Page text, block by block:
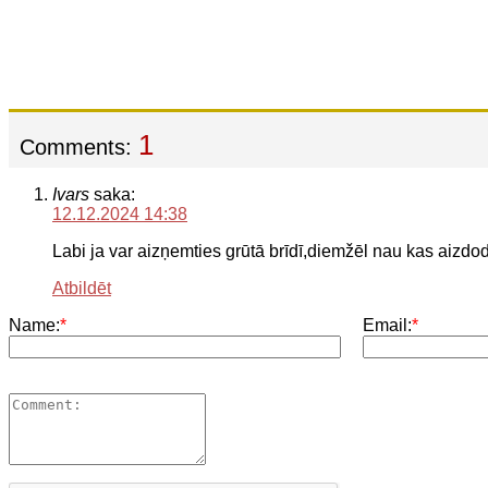
Comments: 1
Ivars saka:
12.12.2024 14:38
Labi ja var aizņemties grūtā brīdī,diemžēl nau kas
Atbildēt
Name:* Email:*